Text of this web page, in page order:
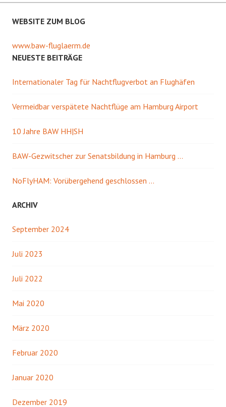
WEBSITE ZUM BLOG
www.baw-fluglaerm.de
NEUESTE BEITRÄGE
Internationaler Tag für Nachtflugverbot an Flughäfen
Vermeidbar verspätete Nachtflüge am Hamburg Airport
10 Jahre BAW HH|SH
BAW-Gezwitscher zur Senatsbildung in Hamburg …
NoFlyHAM: Vorübergehend geschlossen …
ARCHIV
September 2024
Juli 2023
Juli 2022
Mai 2020
März 2020
Februar 2020
Januar 2020
Dezember 2019